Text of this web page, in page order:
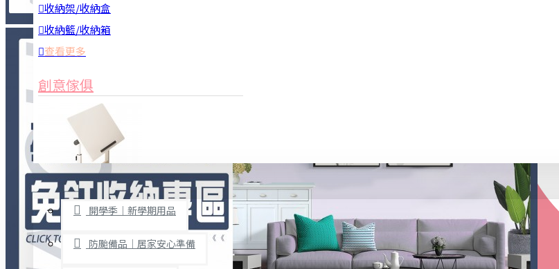
廚房收納
烘焙用具
隨身餐具
查看更多
文具禮品
收納架/收納盒
收納籃/收納箱
查看更多
創意傢俱
桌子/椅子
置物架/收納櫃
其他
限時促銷
開學季｜新學期用品
防颱備品｜居家安心準備